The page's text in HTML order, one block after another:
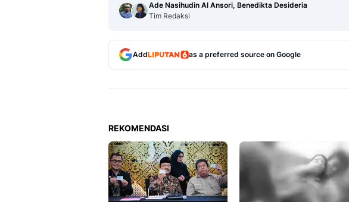
Ade Nasihudin Al Ansori, Benedikta Desideria
Tim Redaksi
Add as a preferred source on Google
REKOMENDASI